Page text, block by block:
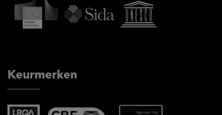
Keurmerken